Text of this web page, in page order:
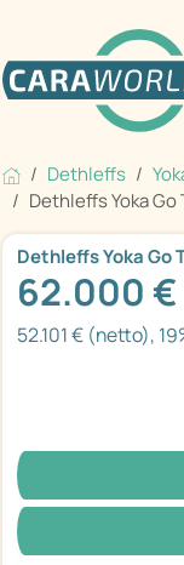
Dethleffs
Dethleffs Yoka Go
Dethleffs Yoka Go
62.000 €
52.101 € (netto),